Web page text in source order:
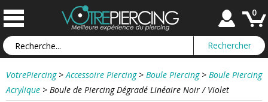
0
VotrePiercing > Accessoire Piercing > Boule Piercing > Boule Piercing
Acrylique > Boule de Piercing Dégradé Linéaire Noir / Violet